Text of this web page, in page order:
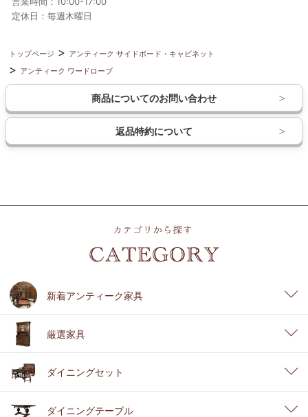
定休日：毎週木曜日
トップページ
アンティーク サイドボード・キャビネット
アンティーク ワードローブ
商品についてのお問い合わせ
返品特約について
新着アンティーク家具
厳選家具
ダイニングセット
ダイニングテーブル